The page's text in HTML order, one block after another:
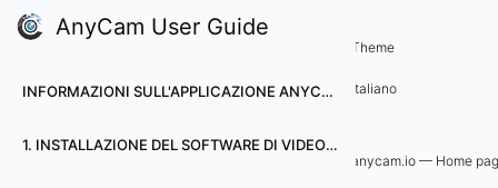
AnyCam User Guide
INFORMAZIONI SULL'APPLICAZIONE ANYCAM
1. INSTALLAZIONE DEL SOFTWARE DI VIDEOSORVEGLIANZA ANYCAM
4. Registrazione del flusso video
4
Theme
Italiano
anycam.io — Home